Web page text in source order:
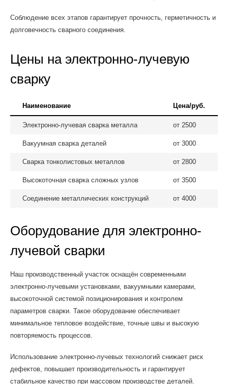
Соблюдение всех этапов гарантирует прочность, герметичность и
долговечность сварного соединения.
Цены на электронно-лучевую
сварку
Наименование Цена/руб.
Электронно-лучевая сварка металла от 2500
Вакуумная сварка деталей от 3000
Сварка тонколистовых металлов от 2800
Высокоточная сварка сложных узлов от 3500
Соединение металлических конструкций от 4000
Оборудование для электронно-
лучевой сварки
Наш производственный участок оснащён современными
электронно-лучевыми установками, вакуумными камерами,
высокоточной системой позиционирования и контролем
параметров сварки. Такое оборудование обеспечивает
минимальное тепловое воздействие, точные швы и высокую
повторяемость процессов.
Использование электронно-лучевых технологий снижает риск
дефектов, повышает производительность и гарантирует
стабильное качество при массовом производстве деталей.